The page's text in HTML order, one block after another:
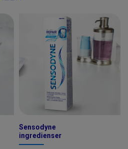
Sensodyne
ingredienser